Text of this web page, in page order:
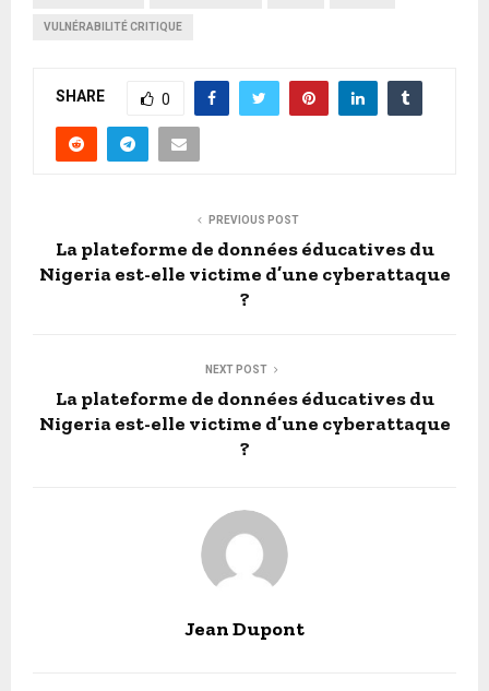
VULNÉRABILITÉ CRITIQUE
SHARE 0
PREVIOUS POST
La plateforme de données éducatives du
Nigeria est-elle victime d’une cyberattaque
?
NEXT POST
La plateforme de données éducatives du
Nigeria est-elle victime d’une cyberattaque
?
Jean Dupont